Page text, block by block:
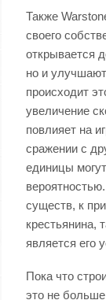
Также
своего
открывается
но и
происходит
увеличение
повлияет на
сражении с
единицы
существ, к
крестьянина,
является его
Пока что
это не